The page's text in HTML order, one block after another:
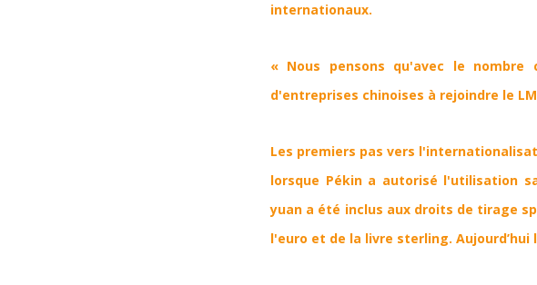
internationaux.
« Nous pensons qu'avec le
d'entreprises chinoises à rejoindre le
Les premiers pas vers
lorsque Pékin a autorisé l'utilisation
yuan a été inclus aux droits de tirage
l'euro et de la livre sterling. Aujourd’hui